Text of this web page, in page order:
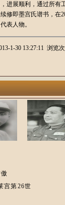
进展顺利，通过所有
修即墨宫氏谱书，
表人物。
1-30 13:27:11 浏览次
宫第26世